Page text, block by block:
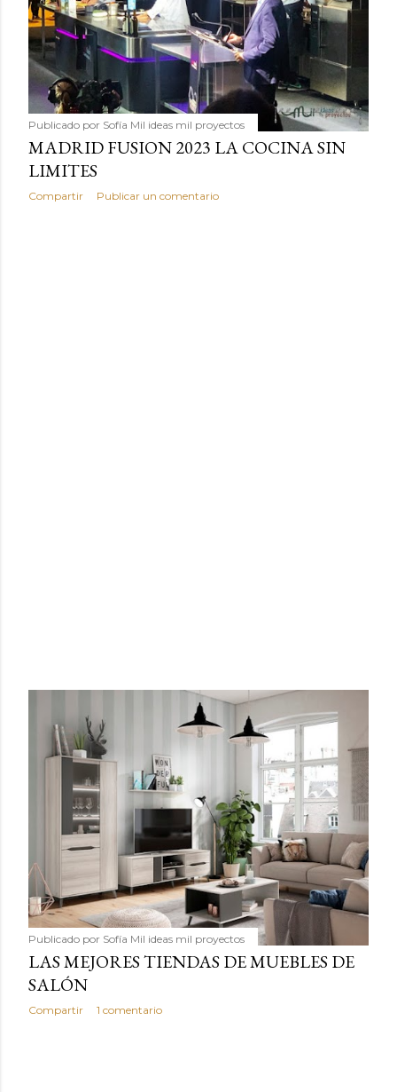
Publicado por Sofía Mil ideas mil proyectos
MADRID FUSION 2023 LA COCINA SIN
LIMITES
Compartir Publicar un comentario
Publicado por Sofía Mil ideas mil proyectos
LAS MEJORES TIENDAS DE MUEBLES DE
SALÓN
Compartir 1 comentario